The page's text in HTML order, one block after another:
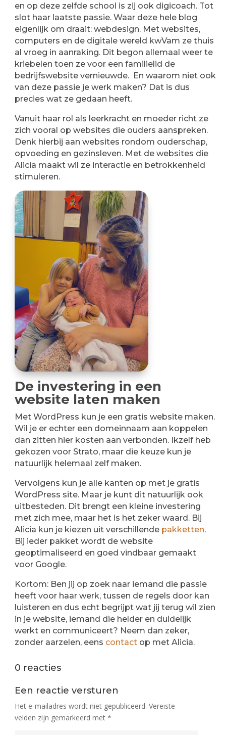
en op deze zelfde school is zij ook digicoach. Tot
slot haar laatste passie. Waar deze hele blog
eigenlijk om draait: webdesign. Met websites,
computers en de digitale wereld kwVam ze thuis
al vroeg in aanraking. Dit begon allemaal weer te
kriebelen toen ze voor een familielid de
bedrijfswebsite vernieuwde. En waarom niet ook
van deze passie je werk maken? Dat is dus
precies wat ze gedaan heeft.
Vanuit haar rol als leerkracht en moeder richt ze
zich vooral op websites die ouders aanspreken.
Denk hierbij aan websites rondom ouderschap,
opvoeding en gezinsleven. Met de websites die
Alicia maakt wil ze interactie en betrokkenheid
stimuleren.
De investering in een
website laten maken
Met WordPress kun je een gratis website maken.
Wil je er echter een domeinnaam aan koppelen
dan zitten hier kosten aan verbonden. Ikzelf heb
gekozen voor Strato, maar die keuze kun je
natuurlijk helemaal zelf maken.
Vervolgens kun je alle kanten op met je gratis
WordPress site. Maar je kunt dit natuurlijk ook
uitbesteden. Dit brengt een kleine investering
met zich mee, maar het is het zeker waard. Bij
Alicia kun je kiezen uit verschillende pakketten.
Bij ieder pakket wordt de website
geoptimaliseerd en goed vindbaar gemaakt
voor Google.
Kortom: Ben jij op zoek naar iemand die passie
heeft voor haar werk, tussen de regels door kan
luisteren en dus echt begrijpt wat jij terug wil zien
in je website, iemand die helder en duidelijk
werkt en communiceert? Neem dan zeker,
zonder aarzelen, eens contact op met Alicia.
0 reacties
Een reactie versturen
Het e-mailadres wordt niet gepubliceerd. Vereiste
velden zijn gemarkeerd met *